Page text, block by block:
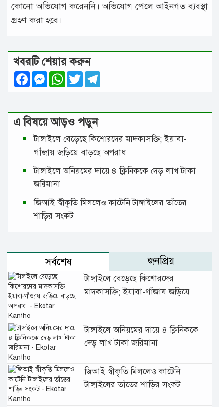
কোনো অভিযোগ করেননি। অভিযোগ পেলে আইনগত ব্যবস্থা
গ্রহণ করা হবে।
খবরটি শেয়ার করুন
FacebookMessenger
WhatsApp
Twitter
এ বিষয়ে আড়ও পড়ুন
টাঙ্গাইলে বেড়েছে কিশোরদের মাদকাসক্তি; ইয়াবা-
গাঁজায় জড়িয়ে বাড়ছে অপরাধ
টাঙ্গাইলে অনিয়মের দায়ে ৪ ক্লিনিককে দেড় লাখ টাকা
জরিমানা
জিআই স্বীকৃতি মিললেও কাটেনি টাঙ্গাইলের তাঁতের
শাড়ির সংকট
সর্বশেষ জনপ্রিয়
টাঙ্গাইলে বেড়েছে কিশোরদের
মাদকাসক্তি; ইয়াবা-গাঁজায় জড়িয়ে
টাঙ্গাইলে অনিয়মের দায়ে ৪ ক্লিনিককে
দেড় লাখ টাকা জরিমানা
জিআই স্বীকৃতি মিললেও কাটেনি
টাঙ্গাইলের তাঁতের শাড়ির সংকট